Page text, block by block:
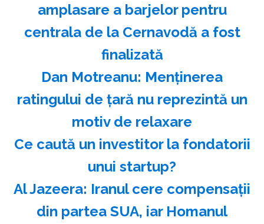
amplasare a barjelor pentru
centrala de la Cernavodă a fost
finalizată
Dan Motreanu: Menţinerea
ratingului de ţară nu reprezintă un
motiv de relaxare
Ce caută un investitor la fondatorii
unui startup?
Al Jazeera: Iranul cere compensaţii
din partea SUA, iar Homanul